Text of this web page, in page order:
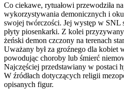
Co ciekawe, rytuałowi przewodziła
wykorzystywania demonicznych i
swojej twórczości. Jej występ w SNL
płyty piosenkarki. Z kolei
żeński demon czczony na terenach
Uważany był za groźnego dla kobiet
powodując choroby lub śmierć
Najczęściej przedstawiany w postaci
W źródłach dotyczących religii
opisanych figur.